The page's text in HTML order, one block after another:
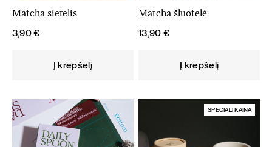
Matcha sietelis
3,90€
Į krepšelį
Matcha šluotelė
13,90 €
Į krepšelį
SPECIALI KAINA